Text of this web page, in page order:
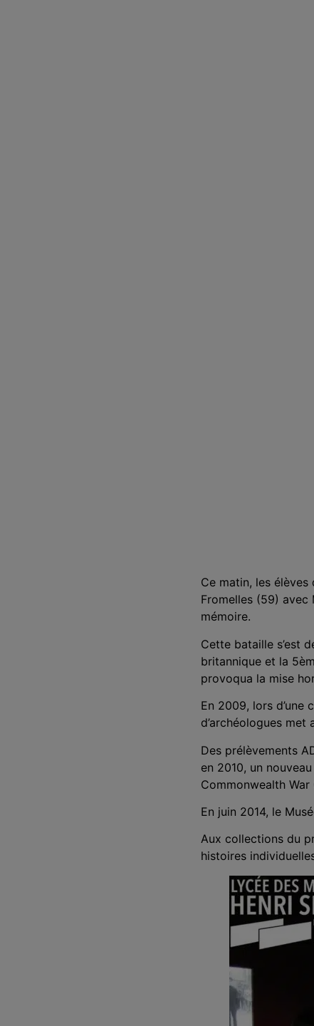
Ce matin, les
Fromelles (59) avec
mémoire.
Cette bataille s’est
britannique et la
provoqua la mise
En 2009, lors d’une
d’archéologues
Des prélèvements
en 2010, un
Commonwealth
En juin 2014, le
Aux collections du
histoires